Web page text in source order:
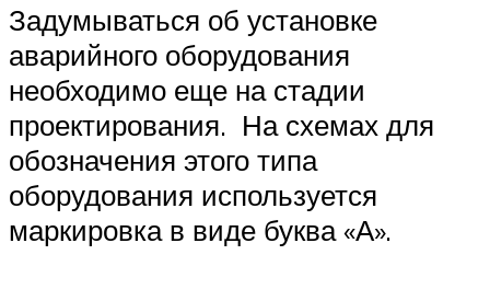
Задумываться об установке
аварийного оборудования
необходимо еще на стадии
проектирования. На схемах для
обозначения этого типа
оборудования используется
маркировка в виде буква «А».